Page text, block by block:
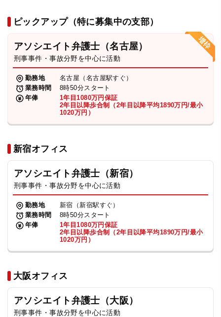
ピックアップ（特に募集中の支部）
アソシエイト弁護士（名古屋）
刑事事件・事故分野を中心に活動
勤務地
名古屋（名古屋駅すぐ）
業務時間
8時50分スタート
年俸
1年目1080万円保証
2年目以降歩合制（2年目以降平均1890万円/最小
1020万円）
新宿オフィス
アソシエイト弁護士（新宿）
刑事事件・事故分野を中心に活動
勤務地
新宿（新宿駅すぐ）
業務時間
8時50分スタート
年俸
1年目1080万円保証
2年目以降歩合制（2年目以降平均1890万円/最小
1020万円）
大阪オフィス
アソシエイト弁護士（大阪）
刑事事件・事故分野を中心に活動
弁護士・税理士
費用
求人採用
お知らせ
特設サイト
相談先情報サイト
法人グループ
プライバシーポリシー 利用規約